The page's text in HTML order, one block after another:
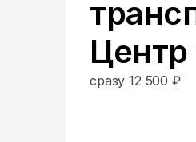
сразу 12 500 ₽